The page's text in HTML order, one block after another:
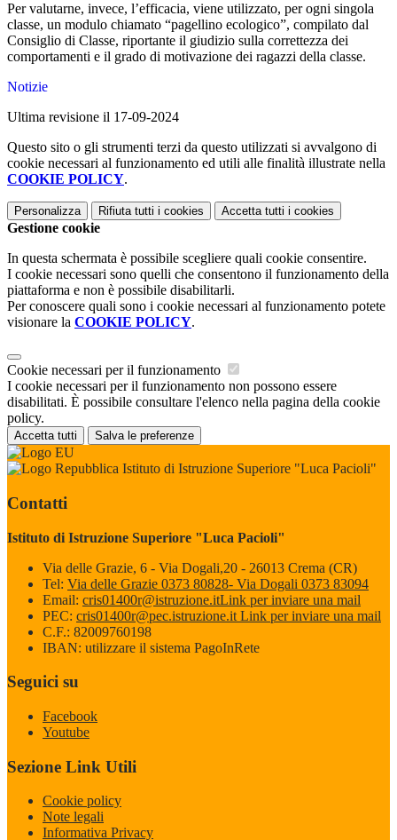
Per valutarne, invece, l’efficacia, viene utilizzato, per ogni singola
classe, un modulo chiamato “pagellino ecologico”, compilato dal
Consiglio di Classe, riportante il giudizio sulla correttezza dei
comportamenti e il grado di motivazione dei ragazzi della classe.
Notizie
Ultima revisione il 17-09-2024
Questo sito o gli strumenti terzi da questo utilizzati si avvalgono di
cookie necessari al funzionamento ed utili alle finalità illustrate nella
COOKIE POLICY.
Personalizza Rifiuta tutti i cookies Accetta tutti i cookies
Gestione cookie
In questa schermata è possibile scegliere quali cookie consentire.
I cookie necessari sono quelli che consentono il funzionamento della
piattaforma e non è possibile disabilitarli.
Per conoscere quali sono i cookie necessari al funzionamento potete
visionare la COOKIE POLICY.
Cookie necessari per il funzionamento
I cookie necessari per il funzionamento non possono essere
disabilitati. È possibile consultare l'elenco nella pagina della cookie
policy.
Accetta tutti Salva le preferenze
Istituto di Istruzione Superiore "Luca Pacioli"
Contatti
Istituto di Istruzione Superiore "Luca Pacioli"
Via delle Grazie, 6 - Via Dogali,20 - 26013 Crema (CR)
Tel: Via delle Grazie 0373 80828- Via Dogali 0373 83094
Email: cris01400r@istruzione.itLink per inviare una mail
PEC: cris01400r@pec.istruzione.it Link per inviare una mail
C.F.: 82009760198
IBAN: utilizzare il sistema PagoInRete
Seguici su
Facebook
Youtube
Sezione Link Utili
Cookie policy
Note legali
Informativa Privacy